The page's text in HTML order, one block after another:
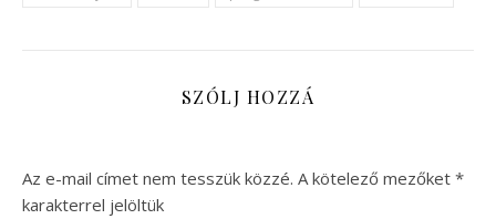
SZÓLJ HOZZÁ
Az e-mail címet nem tesszük közzé. A kötelező mezőket *
karakterrel jelöltük